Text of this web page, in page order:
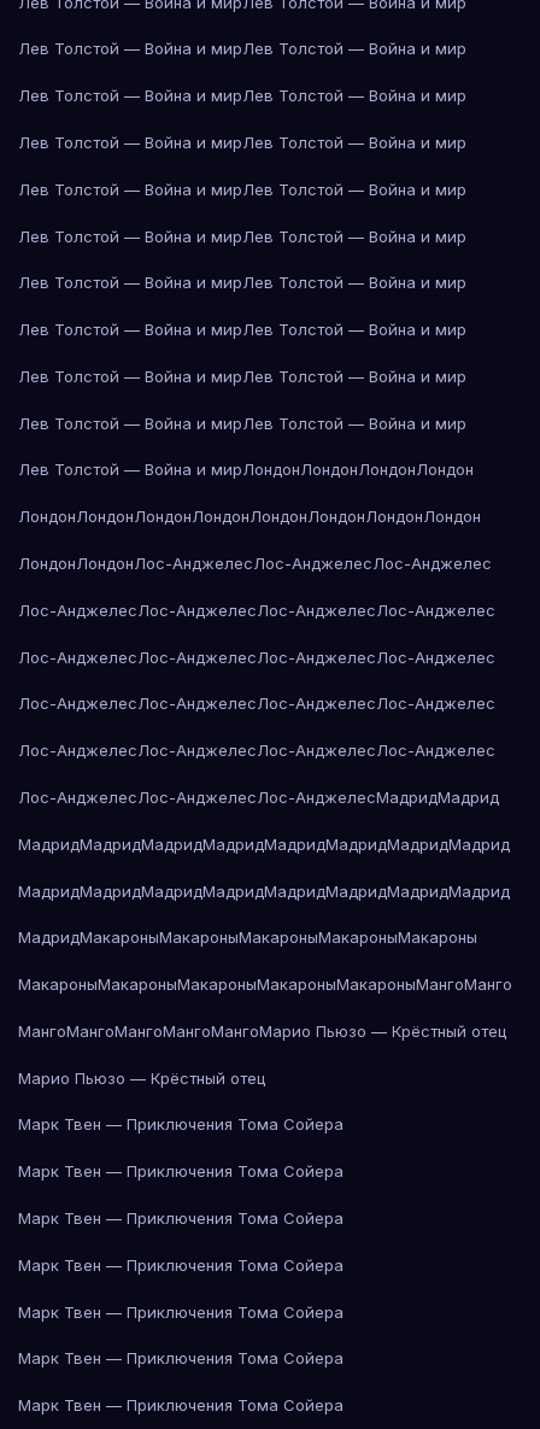
Лев Толстой — Война и мирЛев Толстой — Война и мир
Лев Толстой — Война и мирЛев Толстой — Война и мир
Лев Толстой — Война и мирЛев Толстой — Война и мир
Лев Толстой — Война и мирЛев Толстой — Война и мир
Лев Толстой — Война и мирЛев Толстой — Война и мир
Лев Толстой — Война и мирЛев Толстой — Война и мир
Лев Толстой — Война и мирЛев Толстой — Война и мир
Лев Толстой — Война и мирЛев Толстой — Война и мир
Лев Толстой — Война и мирЛев Толстой — Война и мир
Лев Толстой — Война и мирЛондонЛондонЛондонЛондон
ЛондонЛондонЛондонЛондонЛондонЛондонЛондонЛондон
ЛондонЛондонЛос-АнджелесЛос-АнджелесЛос-Анджелес
Лос-АнджелесЛос-АнджелесЛос-АнджелесЛос-Анджелес
Лос-АнджелесЛос-АнджелесЛос-АнджелесЛос-Анджелес
Лос-АнджелесЛос-АнджелесЛос-АнджелесЛос-Анджелес
Лос-АнджелесЛос-АнджелесЛос-АнджелесЛос-Анджелес
Лос-АнджелесЛос-АнджелесЛос-АнджелесМадридМадрид
МадридМадридМадридМадридМадридМадридМадридМадрид
МадридМадридМадридМадридМадридМадридМадридМадрид
МадридМакароныМакароныМакароныМакароныМакароны
МакароныМакароныМакароныМакароныМакароныМангоМанго
МангоМангоМангоМангоМангоМарио Пьюзо — Крёстный отец
Марио Пьюзо — Крёстный отец
Марк Твен — Приключения Тома Сойера
Марк Твен — Приключения Тома Сойера
Марк Твен — Приключения Тома Сойера
Марк Твен — Приключения Тома Сойера
Марк Твен — Приключения Тома Сойера
Марк Твен — Приключения Тома Сойера
Марк Твен — Приключения Тома Сойера